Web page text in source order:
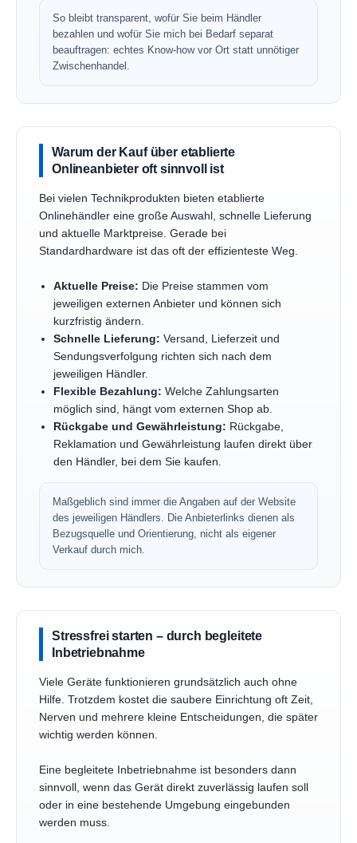
So bleibt transparent, wofür Sie beim Händler
bezahlen und wofür Sie mich bei Bedarf separat
beauftragen: echtes Know-how vor Ort statt unnötiger
Zwischenhandel.
Warum der Kauf über etablierte
Onlineanbieter oft sinnvoll ist
Bei vielen Technikprodukten bieten etablierte
Onlinehändler eine große Auswahl, schnelle Lieferung
und aktuelle Marktpreise. Gerade bei
Standardhardware ist das oft der effizienteste Weg.
Aktuelle Preise: Die Preise stammen vom
jeweiligen externen Anbieter und können sich
kurzfristig ändern.
Schnelle Lieferung: Versand, Lieferzeit und
Sendungsverfolgung richten sich nach dem
jeweiligen Händler.
Flexible Bezahlung: Welche Zahlungsarten
möglich sind, hängt vom externen Shop ab.
Rückgabe und Gewährleistung: Rückgabe,
Reklamation und Gewährleistung laufen direkt über
den Händler, bei dem Sie kaufen.
Maßgeblich sind immer die Angaben auf der Website
des jeweiligen Händlers. Die Anbieterlinks dienen als
Bezugsquelle und Orientierung, nicht als eigener
Verkauf durch mich.
Stressfrei starten – durch begleitete
Inbetriebnahme
Viele Geräte funktionieren grundsätzlich auch ohne
Hilfe. Trotzdem kostet die saubere Einrichtung oft Zeit,
Nerven und mehrere kleine Entscheidungen, die später
wichtig werden können.
Eine begleitete Inbetriebnahme ist besonders dann
sinnvoll, wenn das Gerät direkt zuverlässig laufen soll
oder in eine bestehende Umgebung eingebunden
werden muss.